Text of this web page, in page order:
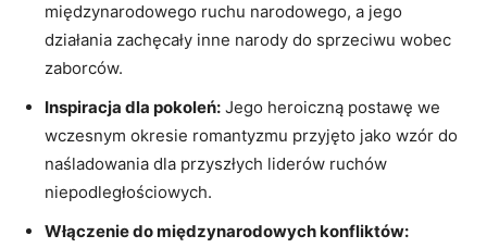
międzynarodowego ruchu narodowego, a jego
działania zachęcały inne narody do sprzeciwu wobec
zaborców.
Inspiracja dla pokoleń: Jego ⁢heroiczną postawę we
wczesnym okresie‍ romantyzmu przyjęto jako ⁣wzór do
naśladowania dla przyszłych ‌liderów ruchów
niepodległościowych.
Włączenie do międzynarodowych konfliktów: